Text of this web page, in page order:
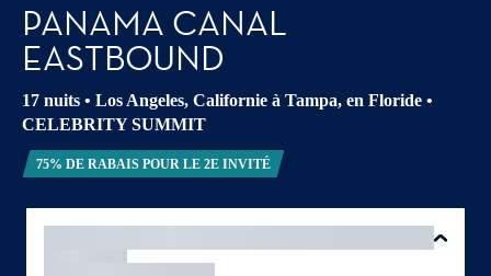
PANAMA CANAL
EASTBOUND
17 nuits • Los Angeles, Californie à Tampa, en Floride •
CELEBRITY SUMMIT
75% DE RABAIS POUR LE 2E INVITÉ